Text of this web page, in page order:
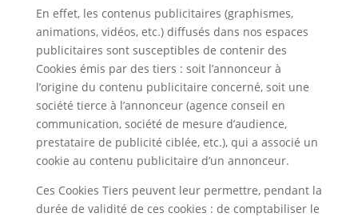
En effet, les contenus publicitaires (graphismes,
animations, vidéos, etc.) diffusés dans nos espaces
publicitaires sont susceptibles de contenir des
Cookies émis par des tiers : soit l’annonceur à
l’origine du contenu publicitaire concerné, soit une
société tierce à l’annonceur (agence conseil en
communication, société de mesure d’audience,
prestataire de publicité ciblée, etc.), qui a associé un
cookie au contenu publicitaire d’un annonceur.
Ces Cookies Tiers peuvent leur permettre, pendant la
durée de validité de ces cookies : de comptabiliser le